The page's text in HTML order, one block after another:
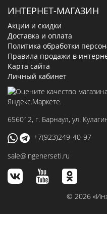
ИНТЕРНЕТ-МАГАЗИН
Акции и скидки
Доставка и оплата
Политика обработки
Правила продажи в
Карта сайта
Личный кабинет
656012, г. Барнаул, ул.
+7(923)249-40-97
sale@ingenerseti.ru
© 2026